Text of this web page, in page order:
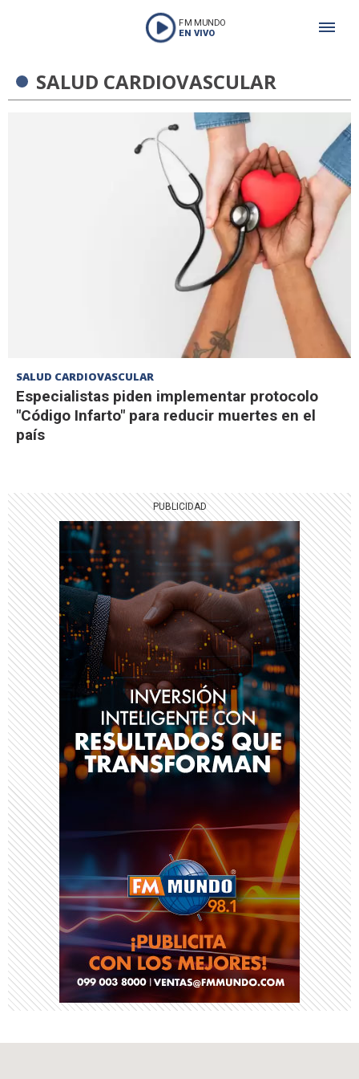
FM MUNDO
EN VIVO
SALUD CARDIOVASCULAR
SALUD CARDIOVASCULAR
Especialistas piden implementar protocolo
"Código Infarto" para reducir muertes en el
país